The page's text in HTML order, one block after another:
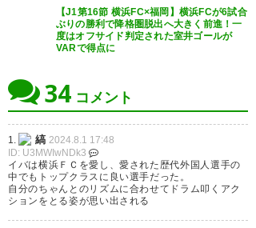
【J1第16節 横浜FC×福岡】横浜FCが6試合
ぶりの勝利で降格圏脱出へ大きく前進！一
度はオフサイド判定された室井ゴールが
VARで得点に
34 コメント
1. 縞 2024.8.1 17:48
ID: U3MWIwNDk3
イバは横浜ＦＣを愛し、愛された歴代外国人選手の
中でもトップクラスに良い選手だった。
自分のちゃんとのリズムに合わせてドラム叩くアク
ションをとる姿が思い出される